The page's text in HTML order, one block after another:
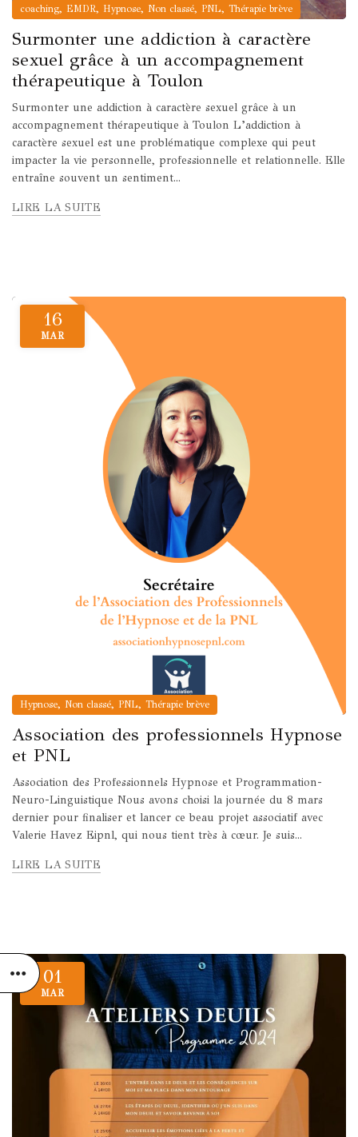
coaching, EMDR, Hypnose, Non classé, PNL, Thérapie brève
Surmonter une addiction à caractère
sexuel grâce à un accompagnement
thérapeutique à Toulon
Surmonter une addiction à caractère sexuel grâce à un
accompagnement thérapeutique à Toulon L’addiction à
caractère sexuel est une problématique complexe qui peut
impacter la vie personnelle, professionnelle et relationnelle. Elle
entraîne souvent un sentiment...
LIRE LA SUITE
16
MAR
Hypnose, Non classé, PNL, Thérapie brève
Association des professionnels Hypnose
et PNL
Association des Professionnels Hypnose et Programmation-
Neuro-Linguistique Nous avons choisi la journée du 8 mars
dernier pour finaliser et lancer ce beau projet associatif avec
Valerie Havez Eipnl, qui nous tient très à cœur. Je suis...
LIRE LA SUITE
01
MAR